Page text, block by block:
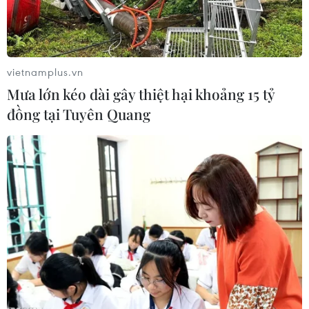
Ảnh minh họa. (Nguồn: AP)
Ngày 13/6, Bộ Ngoại giao Pháp bác bỏ một bài
báo cho rằng nhà chức trách Iraq đã yêu cầu
Chính phủ Pháp trả ít nhất 2 triệu USD cho mỗi
tay súng để Baghdad giải quyết những phần tử
thánh chiến được trao trả từ Syria. Cơ quan này
vietnamplus.vn
Mưa lớn kéo dài gây thiệt hại khoảng 15 tỷ
đồng tại Tuyên Quang